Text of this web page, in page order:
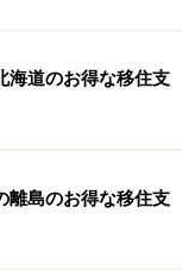
で入りやすいと
でしょうし、風
じて、24時間通
と午後といった
海道のお得な移住支
離島のお得な移住支